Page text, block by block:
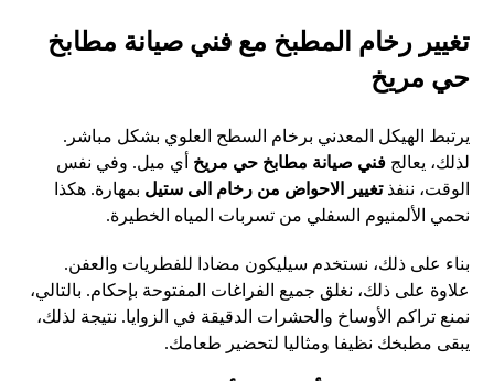
تغيير رخام المطبخ مع فني صيانة مطابخ
حي مريخ
يرتبط الهيكل المعدني برخام السطح العلوي بشكل مباشر.
لذلك، يعالجفني صيانة مطابخ حي مريخ أي ميل. وفي نفس
الوقت، ننفذتغيير الاحواض من رخام الى ستيل بمهارة. هكذا
نحمي الألمنيوم السفلي من تسربات المياه الخطيرة.
بناء على ذلك، نستخدم سيليكون مضادا للفطريات والعفن.
علاوة على ذلك، نغلق جميع الفراغات المفتوحة بإحكام. بالتالي،
نمنع تراكم الأوساخ والحشرات الدقيقة في الزوايا. نتيجة لذلك،
يبقى مطبخك نظيفا ومثاليا لتحضير طعامك.